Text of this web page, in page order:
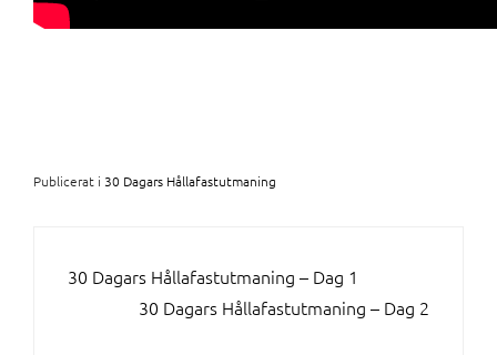
Publicerat i 30 Dagars Hållafastutmaning
INLÄGGSNAVIGERING
30 Dagars Hållafastutmaning – Dag 1
30 Dagars Hållafastutmaning – Dag 2